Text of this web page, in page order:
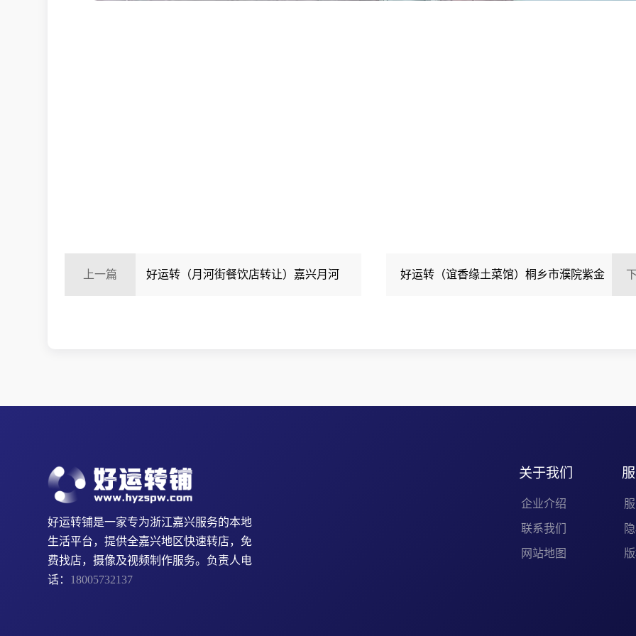
上一篇 好运转（月河街餐饮店转让）嘉兴月河 好运转（谊香缘土菜馆）桐乡市濮院紫金
好运转铺是一家专为浙江嘉兴服务的本地
生活平台，提供全嘉兴地区快速转店，免
费找店，摄像及视频制作服务。负责人电
话： 18005732137
关于我们
企业介绍
联系我们
网站地图